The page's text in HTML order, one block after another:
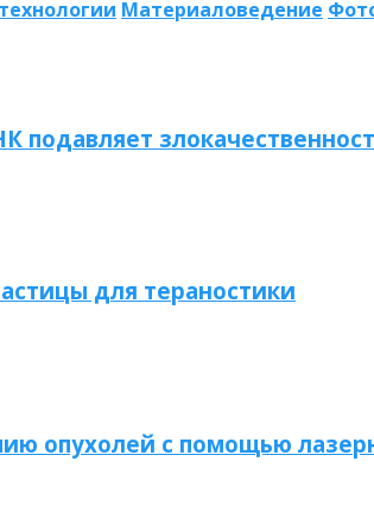
Материаловедение
подавляет
для тераностики
опухолей с помощью